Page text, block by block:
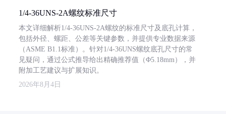
1/4-36UNS-2A螺纹标准尺寸
本文详细解析1/4-36UNS-2A螺纹的标准尺寸及底孔计算，
包括外径、螺距、公差等关键参数，并提供专业数据来源
（ASME B1.1标准）。针对1/4-36UNS螺纹底孔尺寸的常
见疑问，通过公式推导给出精确推荐值（Φ5.18mm），并
附加工艺建议与扩展知识。
2026年8月4日